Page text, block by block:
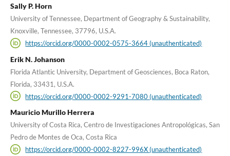
Sally P. Horn
University of Tennessee, Department of Geography & Sustainability,
Knoxville, Tennessee, 37796, U.S.A.
https://orcid.org/0000-0002-0575-3664 (unauthenticated)
Erik N. Johanson
Florida Atlantic University, Department of Geosciences, Boca Raton,
Florida, 33431, U.S.A.
https://orcid.org/0000-0002-9291-7080 (unauthenticated)
Mauricio Murillo Herrera
University of Costa Rica, Centro de Investigaciones Antropológicas, San
Pedro de Montes de Oca, Costa Rica
https://orcid.org/0000-0002-8227-996X (unauthenticated)